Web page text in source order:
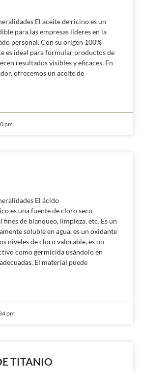
El aceite de ricino es un
para las empresas líderes en la
personal. Con su origen 100%
es ideal para formular productos de
resultados visibles y eficaces. En
ofrecemos un aceite de
pm
El ácido
es una fuente de cloro seco
de blanqueo, limpieza, etc. Es un
soluble en agua, es un oxidante
niveles de cloro valorable, es un
como germicida usándolo en
El material puede
pm
TITANIO